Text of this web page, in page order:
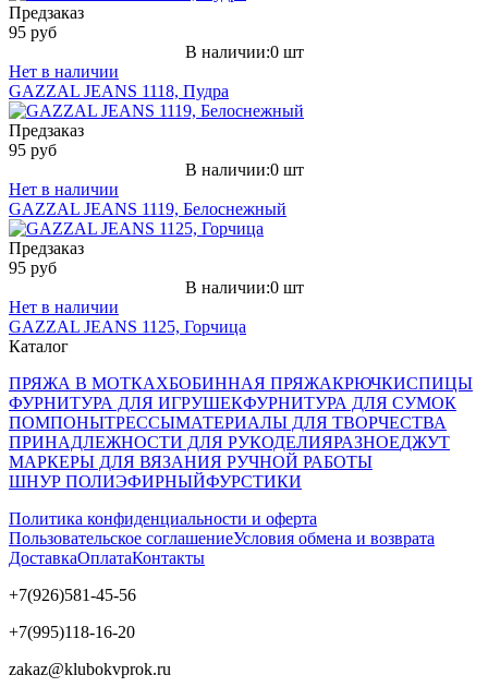
Предзаказ
95 руб
В наличии:0 шт
Нет в наличии
GAZZAL JEANS 1118, Пудра
Предзаказ
95 руб
В наличии:0 шт
Нет в наличии
GAZZAL JEANS 1119, Белоснежный
Предзаказ
95 руб
В наличии:0 шт
Нет в наличии
GAZZAL JEANS 1125, Горчица
Каталог
ПРЯЖА В МОТКАХБОБИННАЯ ПРЯЖАКРЮЧКИСПИЦЫ
ФУРНИТУРА ДЛЯ ИГРУШЕКФУРНИТУРА ДЛЯ СУМОК
ПОМПОНЫТРЕССЫМАТЕРИАЛЫ ДЛЯ ТВОРЧЕСТВА
ПРИНАДЛЕЖНОСТИ ДЛЯ РУКОДЕЛИЯРАЗНОЕДЖУТ
МАРКЕРЫ ДЛЯ ВЯЗАНИЯ РУЧНОЙ РАБОТЫ
ШНУР ПОЛИЭФИРНЫЙФУРСТИКИ
Политика конфиденциальности и оферта
Пользовательское соглашениеУсловия обмена и возврата
ДоставкаОплатаКонтакты
+7(926)581-45-56
+7(995)118-16-20
zakaz@klubokvprok.ru